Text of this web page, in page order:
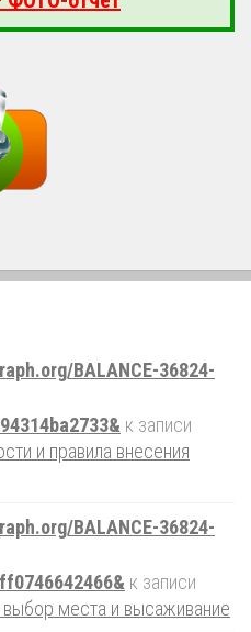
BALANCE-36824-
к записи
и правила внесения
BALANCE-36824-
к записи
места и высаживание